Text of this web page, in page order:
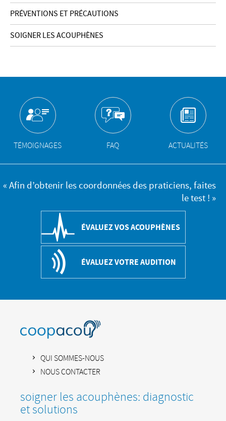
PRÉVENTIONS ET PRÉCAUTIONS
SOIGNER LES ACOUPHÈNES
TÉMOIGNAGES FAQ ACTUALITÉS
« Afin d’obtenir les coordonnées des praticiens, faites
le test ! »
ÉVALUEZ VOS ACOUPHÈNES
ÉVALUEZ VOTRE AUDITION
QUI SOMMES-NOUS
NOUS CONTACTER
soigner les acouphènes: diagnostic
et solutions